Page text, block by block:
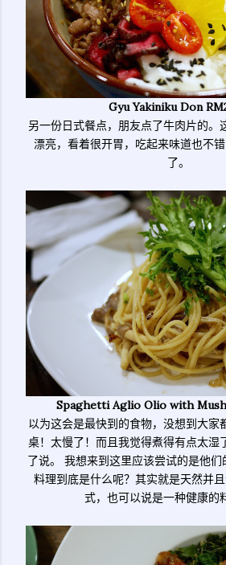
Gyu Yakiniku Don
另一份日式餐点，朋友点了牛肉片的。
漂亮，看着很开胃，吃起来味道也不
了。
Spaghetti Aglio Olio with
以为这会是最快到的食物，没想到大家
桌！太慢了！而且我觉得煮得有点太
了说。 我想来到这里应该尝试的是他
料理到底是什么呢？其实就是天然并
式，也可以说是一种健康的